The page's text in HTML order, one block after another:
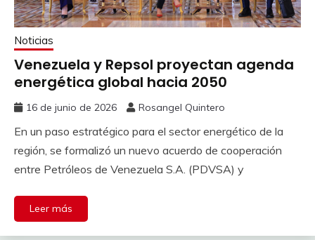
Noticias
Venezuela y Repsol proyectan agenda
energética global hacia 2050
16 de junio de 2026 Rosangel Quintero
En un paso estratégico para el sector energético de la
región, se formalizó un nuevo acuerdo de cooperación
entre Petróleos de Venezuela S.A. (PDVSA) y
Leer más